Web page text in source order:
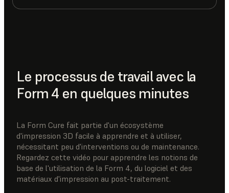
Le processus de travail avec la
Form 4 en quelques minutes
La Form Cure fait partie d'un écosystème
d'impression 3D facile à apprendre et à utiliser,
nécessitant peu d'interventions ou de maintenance.
Regardez cette vidéo pour apprendre les notions de
base de l'utilisation de la Form 4, du logiciel et des
matériaux d'impression au post-traitement.